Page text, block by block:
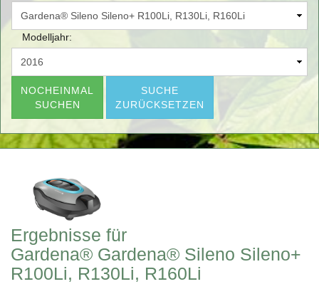
Modelljahr:
NOCHEINMAL
SUCHEN
SUCHE
ZURÜCKSETZEN
Ergebnisse für
Gardena® Gardena® Sileno Sileno+
R100Li, R130Li, R160Li